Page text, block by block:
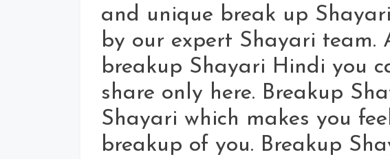
and unique break up
by our expert Shayari team.
breakup Shayari Hindi you
share only here. Breakup
Shayari which makes you
breakup of you. Breakup